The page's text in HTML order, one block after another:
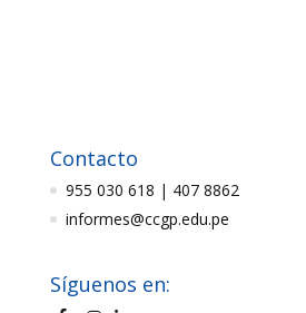
Contacto
955 030 618 | 407 8862
informes@ccgp.edu.pe
Síguenos en: